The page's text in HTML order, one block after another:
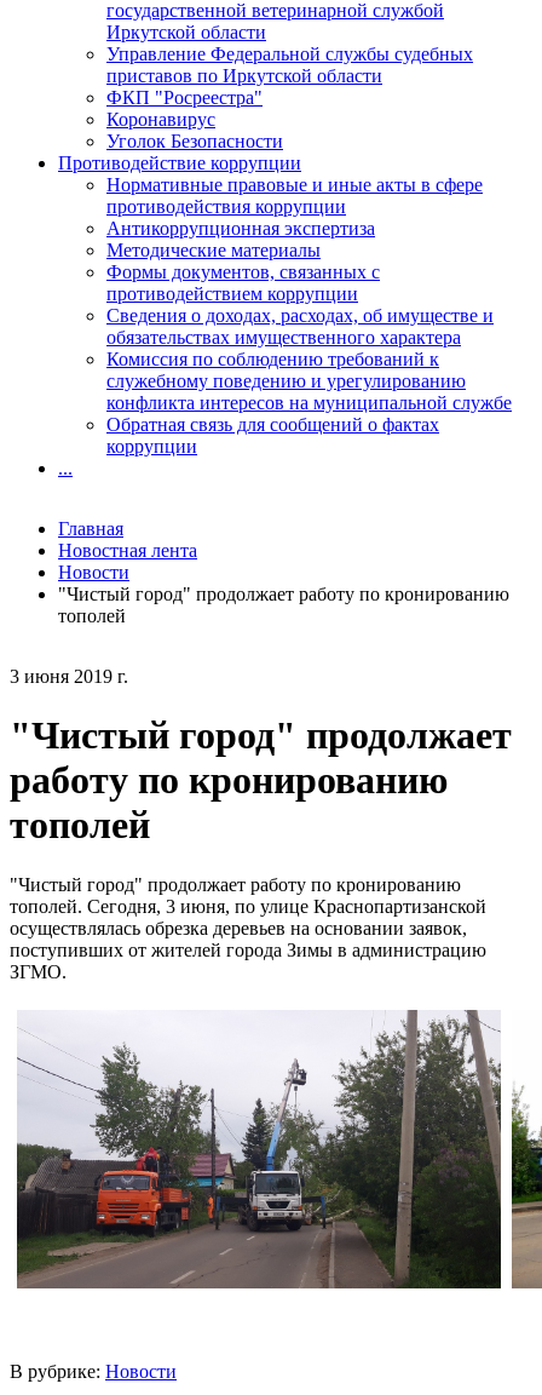
3 июня 2019 г.
"Чистый город" продолжает
работу по кронированию
тополей
"Чистый город" продолжает работу по кронированию
тополей. Сегодня, 3 июня, по улице Краснопартизанской
осуществлялась обрезка деревьев на основании заявок,
поступивших от жителей города Зимы в администрацию
ЗГМО.
В рубрике: Новости
государственной ветеринарной службой
Иркутской области
Управление Федеральной службы судебных
приставов по Иркутской области
ФКП "Росреестра"
Коронавирус
Уголок Безопасности
Противодействие коррупции
Нормативные правовые и иные акты в сфере
противодействия коррупции
Антикоррупционная экспертиза
Методические материалы
Формы документов, связанных с
противодействием коррупции
Сведения о доходах, расходах, об имуществе и
обязательствах имущественного характера
Комиссия по соблюдению требований к
служебному поведению и урегулированию
конфликта интересов на муниципальной службе
Обратная связь для сообщений о фактах
коррупции
...
Главная
Новостная лента
Новости
"Чистый город" продолжает работу по кронированию
тополей